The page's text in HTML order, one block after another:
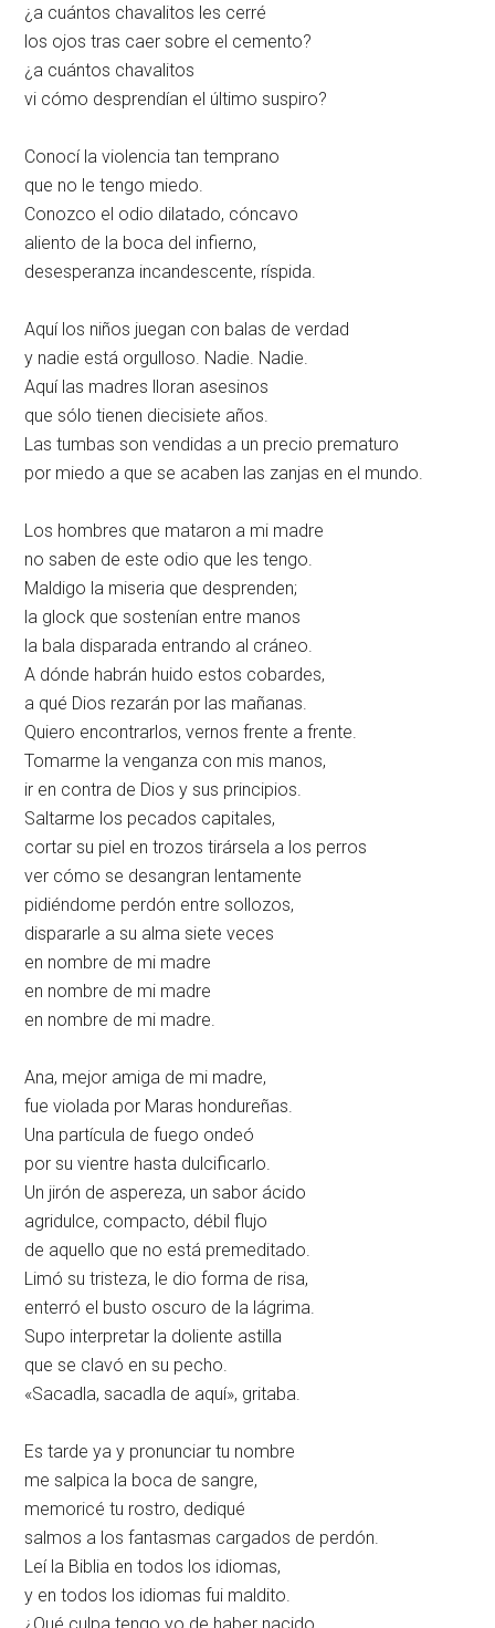
¿a cuántos chavalitos les cerré
los ojos tras caer sobre el cemento?
¿a cuántos chavalitos
vi cómo desprendían el último suspiro?
Conocí la violencia tan temprano
que no le tengo miedo.
Conozco el odio dilatado, cóncavo
aliento de la boca del infierno,
desesperanza incandescente, ríspida.
Aquí los niños juegan con balas de verdad
y nadie está orgulloso. Nadie. Nadie.
Aquí las madres lloran asesinos
que sólo tienen diecisiete años.
Las tumbas son vendidas a un precio prematuro
por miedo a que se acaben las zanjas en el mundo.
Los hombres que mataron a mi madre
no saben de este odio que les tengo.
Maldigo la miseria que desprenden;
la glock que sostenían entre manos
la bala disparada entrando al cráneo.
A dónde habrán huido estos cobardes,
a qué Dios rezarán por las mañanas.
Quiero encontrarlos, vernos frente a frente.
Tomarme la venganza con mis manos,
ir en contra de Dios y sus principios.
Saltarme los pecados capitales,
cortar su piel en trozos tirársela a los perros
ver cómo se desangran lentamente
pidiéndome perdón entre sollozos,
dispararle a su alma siete veces
en nombre de mi madre
en nombre de mi madre
en nombre de mi madre.
Ana, mejor amiga de mi madre,
fue violada por Maras hondureñas.
Una partícula de fuego ondeó
por su vientre hasta dulcificarlo.
Un jirón de aspereza, un sabor ácido
agridulce, compacto, débil flujo
de aquello que no está premeditado.
Limó su tristeza, le dio forma de risa,
enterró el busto oscuro de la lágrima.
Supo interpretar la doliente astilla
que se clavó en su pecho.
«Sacadla, sacadla de aquí», gritaba.
Es tarde ya y pronunciar tu nombre
me salpica la boca de sangre,
memoricé tu rostro, dediqué
salmos a los fantasmas cargados de perdón.
Leí la Biblia en todos los idiomas,
y en todos los idiomas fui maldito.